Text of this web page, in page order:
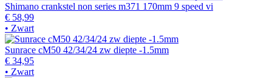
Shimano crankstel non series m371 170mm 9 speed vi
€ 58,99
• Zwart
Sunrace cM50 42/34/24 zw diepte -1.5mm
€ 34,95
• Zwart